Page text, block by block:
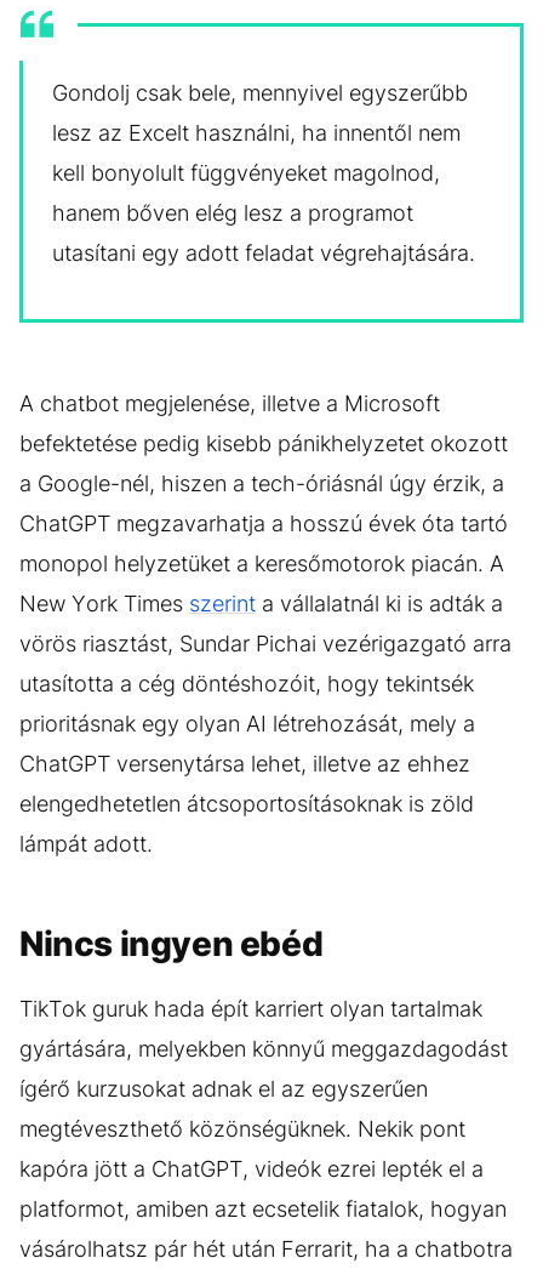
Gondolj csak bele, mennyivel egyszerűbb
lesz az Excelt használni, ha innentől nem
kell bonyolult függvényeket magolnod,
hanem bőven elég lesz a programot
utasítani egy adott feladat végrehajtására.
A chatbot megjelenése, illetve a Microsoft
befektetése pedig kisebb pánikhelyzetet okozott
a Google-nél, hiszen a tech-óriásnál úgy érzik, a
ChatGPT megzavarhatja a hosszú évek óta tartó
monopol helyzetüket a keresőmotorok piacán. A
New York Times szerint a vállalatnál ki is adták a
vörös riasztást, Sundar Pichai vezérigazgató arra
utasította a cég döntéshozóit, hogy tekintsék
prioritásnak egy olyan AI létrehozását, mely a
ChatGPT versenytársa lehet, illetve az ehhez
elengedhetetlen átcsoportosításoknak is zöld
lámpát adott.
Nincs ingyen ebéd
TikTok guruk hada épít karriert olyan tartalmak
gyártására, melyekben könnyű meggazdagodást
ígérő kurzusokat adnak el az egyszerűen
megtéveszthető közönségüknek. Nekik pont
kapóra jött a ChatGPT, videók ezrei lepték el a
platformot, amiben azt ecsetelik fiatalok, hogyan
vásárolhatsz pár hét után Ferrarit, ha a chatbotra